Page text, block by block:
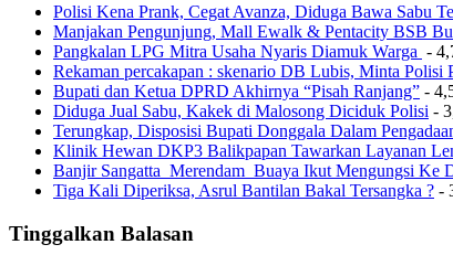
Polisi Kena Prank, Cegat Avanza, Diduga Bawa Sabu
Manjakan Pengunjung, Mall Ewalk & Pentacity BSB
Pangkalan LPG Mitra Usaha Nyaris Diamuk Warga -
Rekaman percakapan : skenario DB Lubis, Minta
Bupati dan Ketua DPRD Akhirnya “Pisah Ranjang” -
Diduga Jual Sabu, Kakek di Malosong Diciduk Polisi -
Terungkap, Disposisi Bupati Donggala Dalam
Klinik Hewan DKP3 Balikpapan Tawarkan Layanan
Banjir Sangatta Merendam Buaya Ikut Mengungsi Ke
Tiga Kali Diperiksa, Asrul Bantilan Bakal Tersangka ? -
Tinggalkan Balasan